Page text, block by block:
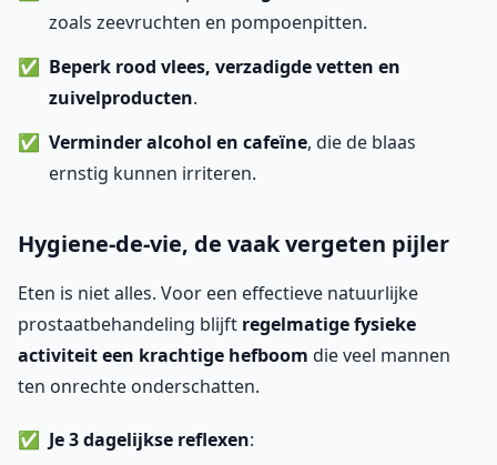
zoals zeevruchten en pompoenpitten.
Beperk rood vlees, verzadigde vetten en
zuivelproducten.
Verminder alcohol en cafeïne, die de blaas
ernstig kunnen irriteren.
Hygiene-de-vie, de vaak vergeten pijler
Eten is niet alles. Voor een effectieve natuurlijke
prostaatbehandeling blijft regelmatige fysieke
activiteit een krachtige hefboom die veel mannen
ten onrechte onderschatten.
Je 3 dagelijkse reflexen: